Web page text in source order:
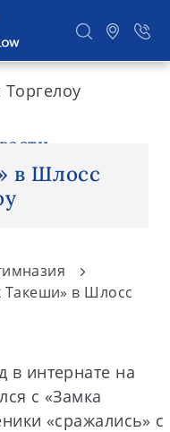
в Шлосс
Такеши» в Шлосс
в интернате на
с «Замка
«сражались» с